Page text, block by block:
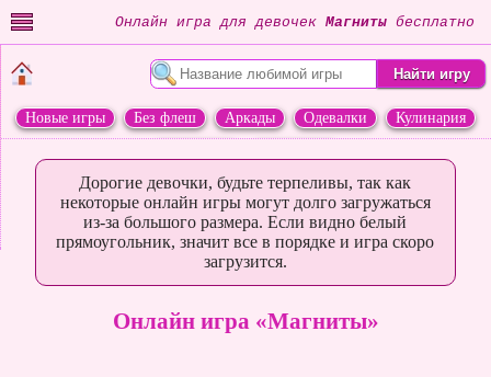
Онлайн игра для девочек Магниты бесплатно
Новые игры Без флеш Аркады Одевалки
Кулинария
Дорогие девочки, будьте терпеливы, так как
некоторые онлайн игры могут долго загружаться
из-за большого размера. Если видно белый
прямоугольник, значит все в порядке и игра скоро
загрузится.
Онлайн игра «Магниты»